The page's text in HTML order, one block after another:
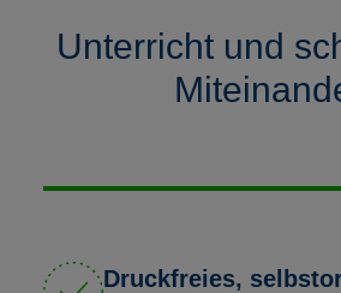
Unterricht und
Druckfreies,